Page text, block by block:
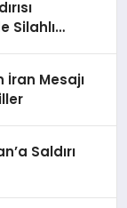
Silahlı
İran Mesajı
Saldırı